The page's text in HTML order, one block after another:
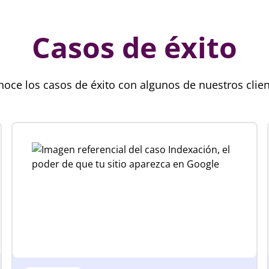
Casos de éxito
los casos de éxito con algunos de nuestros